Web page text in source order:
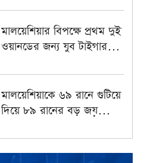
মালয়েশিয়ার বিপক্ষে প্রথম দুই
ওয়ানডের জন্য যুব টাইগার
দায়িত্বে আলিন
মালয়েশিয়াকে ৬৯ রানে গুটিয়ে
দিয়ে ৮৯ রানের বড় জয়